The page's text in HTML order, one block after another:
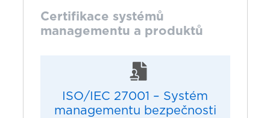
Certifikace systémů
managementu a produktů
ISO/IEC 27001 – Systém
managementu bezpečnosti